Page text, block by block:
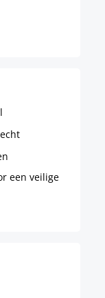
een veilige